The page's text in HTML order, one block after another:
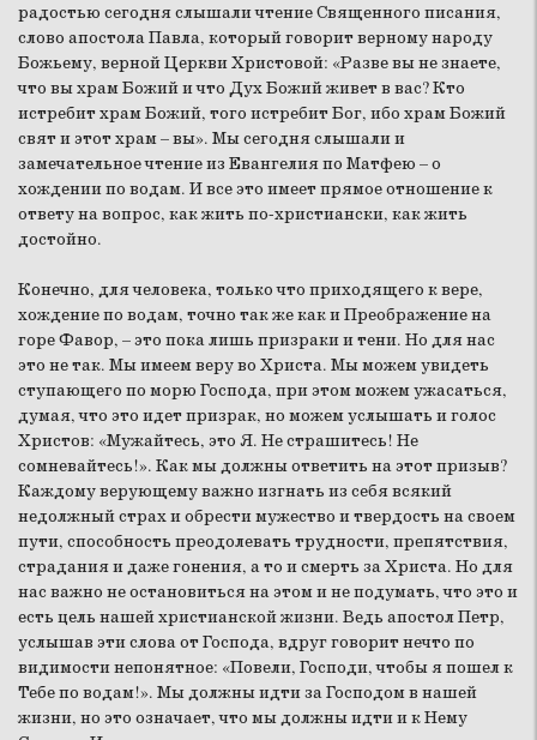
радостью сегодня слышали чтение Священного писания,
слово апостола Павла, который говорит верному народу
Божьему, верной Церкви Христовой: «Разве вы не знаете,
что вы храм Божий и что Дух Божий живет в вас? Кто
истребит храм Божий, того истребит Бог, ибо храм Божий
свят и этот храм – вы». Мы сегодня слышали и
замечательное чтение из Евангелия по Матфею – о
хождении по водам. И все это имеет прямое отношение к
ответу на вопрос, как жить по-христиански, как жить
достойно.
Конечно, для человека, только что приходящего к вере,
хождение по водам, точно так же как и Преображение на
горе Фавор, – это пока лишь призраки и тени. Но для нас
это не так. Мы имеем веру во Христа. Мы можем увидеть
ступающего по морю Господа, при этом можем ужасаться,
думая, что это идет призрак, но можем услышать и голос
Христов: «Мужайтесь, это Я. Не страшитесь! Не
сомневайтесь!». Как мы должны ответить на этот призыв?
Каждому верующему важно изгнать из себя всякий
недолжный страх и обрести мужество и твердость на своем
пути, способность преодолевать трудности, препятствия,
страдания и даже гонения, а то и смерть за Христа. Но для
нас важно не остановиться на этом и не подумать, что это и
есть цель нашей христианской жизни. Ведь апостол Петр,
услышав эти слова от Господа, вдруг говорит нечто по
видимости непонятное: «Повели, Господи, чтобы я пошел к
Тебе по водам!». Мы должны идти за Господом в нашей
жизни, но это означает, что мы должны идти и к Нему